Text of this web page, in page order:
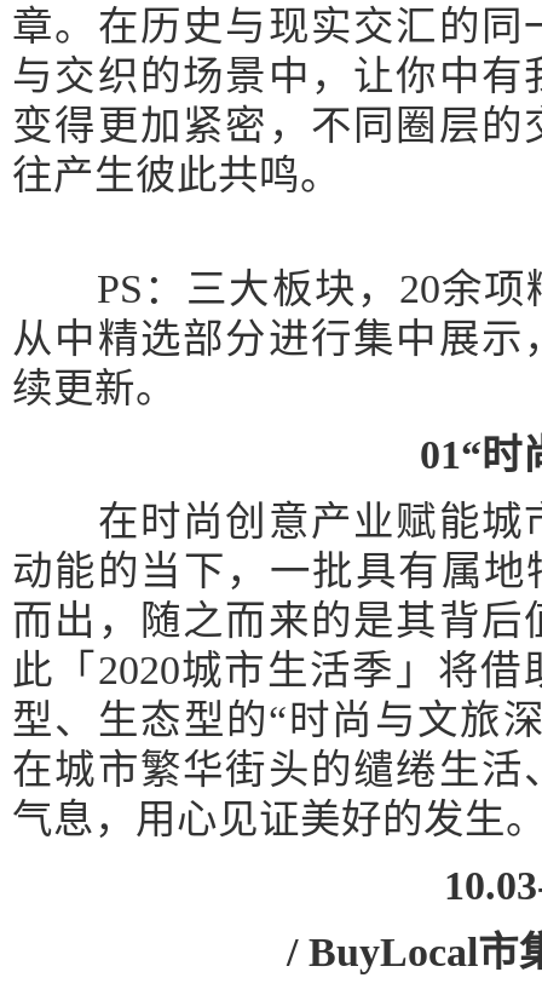
章。在历史与现实交汇的
与交织的场景中，让你中
变得更加紧密，不同圈层
往产生彼此共鸣。
PS：三大板块，20余项
从中精选部分进行集中展
续更新。
01“时
在时尚创意产业赋能城
动能的当下，一批具有属
而出，随之而来的是其背
此「2020城市生活季」将
型、生态型的“时尚与文旅
在城市繁华街头的缱绻生
气息，用心见证美好的发生
/ BuyLocal市